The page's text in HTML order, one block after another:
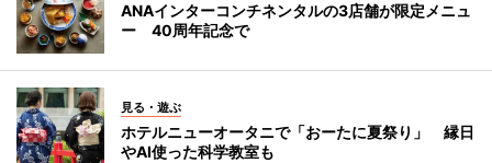
ANAインターコンチネンタルの3店舗が限定メニュ
ー 40周年記念で
見る・遊ぶ
ホテルニューオータニで「おーたに夏祭り」 縁日
やAI使った科学教室も